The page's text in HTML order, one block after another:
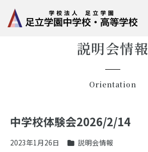
説明会情報
Orientation
中学校体験会2026/2/14
2023年1月26日 説明会情報